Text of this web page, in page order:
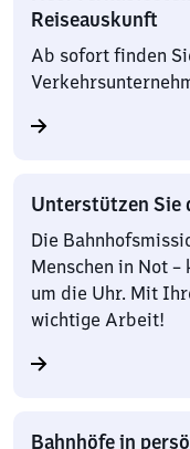
Reiseauskunft
Ab sofort finden
Unterstützen Sie
Die
Menschen in Not
um die Uhr. Mit
wichtige Arbeit!
Bahnhöfe in